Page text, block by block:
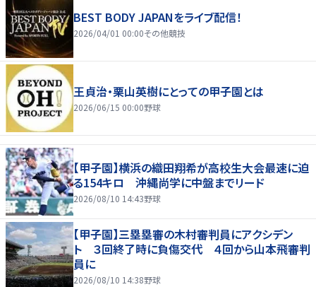
BEST BODY JAPANをライブ配信！
2026/04/01 00:00その他競技
王貞治・栗山英樹にとっての甲子園とは
2026/06/15 00:00野球
【甲子園】横浜の織田翔希が高校生大会最速に迫
る154キロ 沖縄尚学に中盤までリード
2026/08/10 14:43野球
【甲子園】三塁塁審の木村審判員にアクシデン
ト ３回終了時に負傷交代 ４回から山本飛審判
員に
2026/08/10 14:38野球